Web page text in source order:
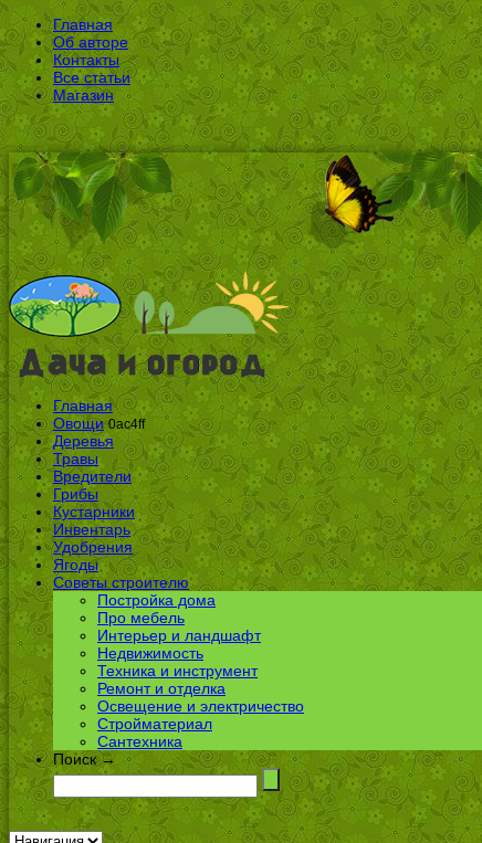
Главная
Об авторе
Контакты
Все статьи
Магазин
Главная
Овощи 0ac4ff
Деревья
Травы
Вредители
Грибы
Кустарники
Инвентарь
Удобрения
Ягоды
Советы строителю
Постройка дома
Про мебель
Интерьер и ландшафт
Недвижимость
Техника и инструмент
Ремонт и отделка
Освещение и электричество
Стройматериал
Сантехника
Поиск →